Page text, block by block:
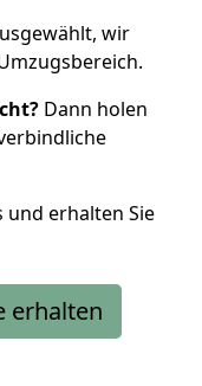
wir
Dann holen
und erhalten Sie
erhalten